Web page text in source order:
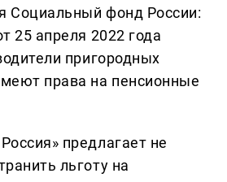
Социальный фонд России:
25 апреля 2022 года
пригородных
права на пенсионные
предлагает не
льготу на